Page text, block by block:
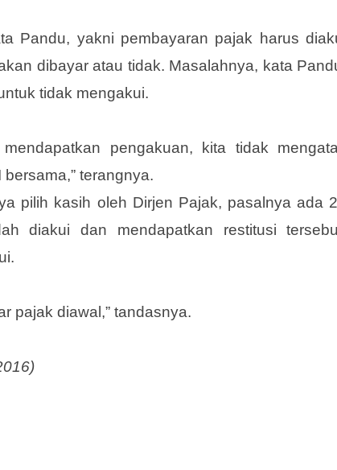
Pandu, yakni pembayaran pajak harus
dibayar atau tidak. Masalahnya, kata
tidak mengakui.
pengakuan, kita tidak
terangnya.
pilih kasih oleh Dirjen Pajak, pasalnya ada
diakui dan mendapatkan restitusi
pajak diawal,” tandasnya.